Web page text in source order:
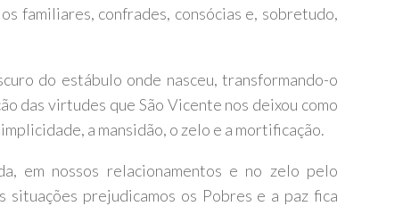
familiares, confrades, consócias e, sobretudo,
do estábulo onde nasceu, transformando-o
das virtudes que São Vicente nos deixou como
a mansidão, o zelo e a mortificação.
em nossos relacionamentos e no zelo pelo
situações prejudicamos os Pobres e a paz fica